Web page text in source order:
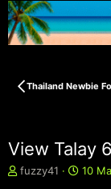
Thailand Newbie
View Talay 6
E
fuzzy41
E
10